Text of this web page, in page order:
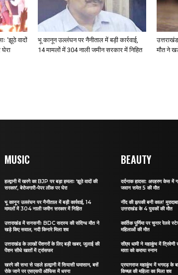
‘झूठे वादों
घेरा
भू कानून उल्लंघन पर नैनीताल में बड़ी कार्रवाई,
14 मामलों में 304 नाली जमीन सरकार में निहित
मौत ने
MUSIC
हल्द्वानी में खरगे का BJP पर बड़ा हमलाः ‘झूठे वादों की
सरकार’, बेरोजगारी-पेपर लीक पर घेरा
भू कानून उल्लंघन पर नैनीताल में बड़ी कार्रवाई, 14
मामलों में 304 नाली जमीन सरकार में निहित
उत्तराखंड में सनसनीः BDC सदस्य की संदिग्ध मौत ने
खड़े किए सवाल, नदी किनारे मिला शव
उत्तराखंड के लाखों पेंशनरों के लिए बड़ी खबर, जुलाई की
पेंशन सीधे खातों में ट्रांसफर
खरगे की सभा से पहले हल्द्वानी में सियासी घमासान, बसें
रोके जाने पर एसएसपी ऑफिस में धरना
BEAUTY
दर्दनाक हादसा: अपहरण केस में
जवान समेत 5 की मौत
नींद की झपकी बनी काल!
उत्तराखंड के 4 युवकों की मौत
कार्तिक पूर्णिमा पर चुनार रेलवे
महिलाओं की मौत
सीएम धामी ने महाकुंभ में
माता को कराया स्नान
प्रयागराज महाकुंभ में भगदड़ के
किच्छा की महिला का मिला शव